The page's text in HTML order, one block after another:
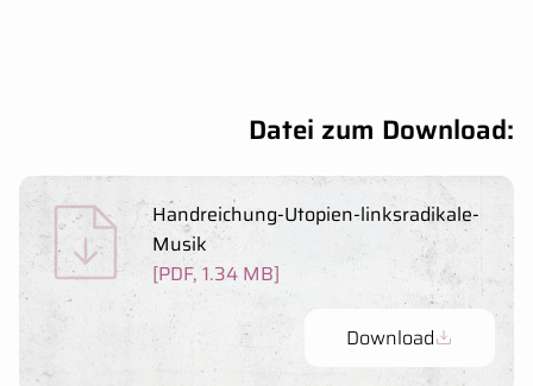
Datei zum Download:
Handreichung-Utopien-linksradikale-
Musik
[PDF, 1.34 MB]
Download